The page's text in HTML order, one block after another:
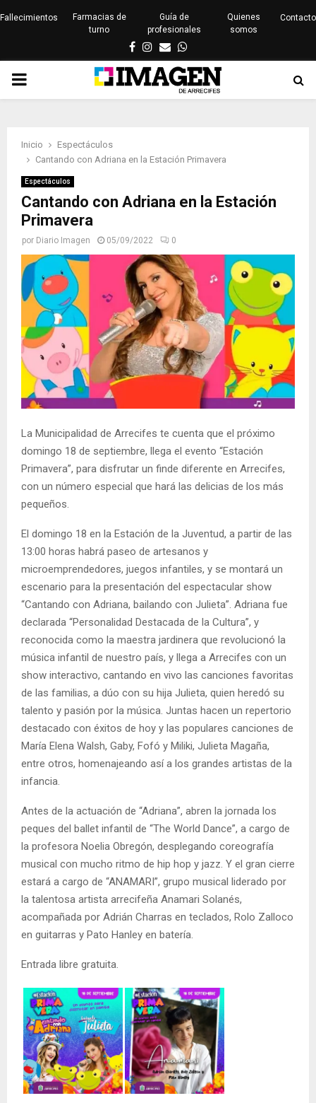
Fallecimientos
Farmacias de
turno
Guía de
profesionales
Quienes
somos
Contacto
Facebook
Instagram
EmailWhatsapp
PRIMARY
Inicio
Espectáculos
Cantando con Adriana en la Estación Primavera
Espectáculos
Cantando con Adriana en la Estación
Primavera
por Diario Imagen 05/09/2022 0
La Municipalidad de Arrecifes te cuenta que el próximo
domingo 18 de septiembre, llega el evento “Estación
Primavera”, para disfrutar un finde diferente en Arrecifes,
con un número especial que hará las delicias de los más
pequeños.
El domingo 18 en la Estación de la Juventud, a partir de las
13:00 horas habrá paseo de artesanos y
microemprendedores, juegos infantiles, y se montará un
escenario para la presentación del espectacular show
“Cantando con Adriana, bailando con Julieta”. Adriana fue
declarada “Personalidad Destacada de la Cultura”, y
reconocida como la maestra jardinera que revolucionó la
música infantil de nuestro país, y llega a Arrecifes con un
show interactivo, cantando en vivo las canciones favoritas
de las familias, a dúo con su hija Julieta, quien heredó su
talento y pasión por la música. Juntas hacen un repertorio
destacado con éxitos de hoy y las populares canciones de
María Elena Walsh, Gaby, Fofó y Miliki, Julieta Magaña,
entre otros, homenajeando así a los grandes artistas de la
infancia.
Antes de la actuación de “Adriana”, abren la jornada los
peques del ballet infantil de “The World Dance”, a cargo de
la profesora Noelia Obregón, desplegando coreografía
musical con mucho ritmo de hip hop y jazz. Y el gran cierre
estará a cargo de “ANAMARI”, grupo musical liderado por
la talentosa artista arrecifeña Anamari Solanés,
acompañada por Adrián Charras en teclados, Rolo Zalloco
en guitarras y Pato Hanley en batería.
Entrada libre gratuita.